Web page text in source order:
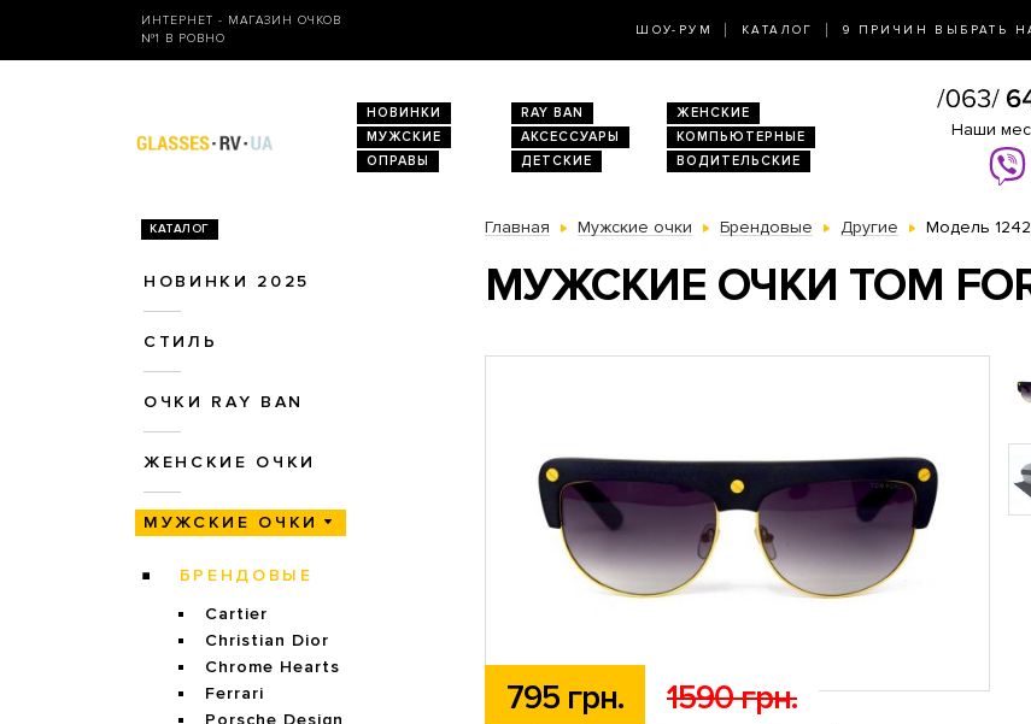
ИНТЕРНЕТ - МАГАЗИН ОЧКОВ
№1 В РОВНО
ШОУ-РУМ КАТАЛОГ 9 ПРИЧИН ВЫБРАТЬ
НОВИНКИ RAY BAN
ЖЕНСКИЕ
МУЖСКИЕ
АКСЕССУАРЫ
КОМПЬЮТЕРНЫЕ
ОПРАВЫ
ДЕТСКИЕ ВОДИТЕЛЬСКИЕ
Наши
КАТАЛОГ
НОВИНКИ 2025
СТИЛЬ
ОЧКИ RAY BAN
ЖЕНСКИЕ ОЧКИ
МУЖСКИЕ ОЧКИ
БРЕНДОВЫЕ
Cartier
Christian Dior
Chrome Hearts
Ferrari
Главная Мужские очки Брендовые Другие Модель
МУЖСКИЕ ОЧКИ TOM
795 грн. 1590 грн.